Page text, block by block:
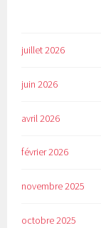
juillet 2026
juin 2026
avril 2026
février 2026
novembre 2025
octobre 2025